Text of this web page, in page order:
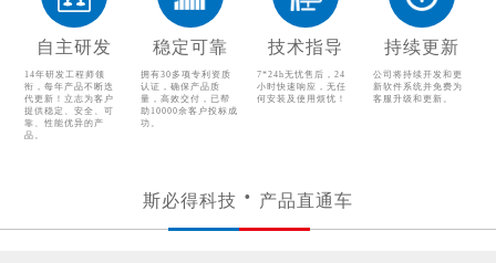
其他配件产品
自主研发
14年研发工程师领
衔，每年产品不断迭
代更新！立志为客户
提供稳定、安全、可
靠、性能优异的产
品。
稳定可靠
拥有30多项专利资质
认证，确保产品质
量，高效交付，已帮
助10000余客户投标成
功。
技术指导
7*24h无忧售后，24
小时快速响应，无任
何安装及使用烦忧！
持续更新
公司将持续开发和更
新软件系统并免费为
客服升级和更新。
斯必得科技 产品直通车